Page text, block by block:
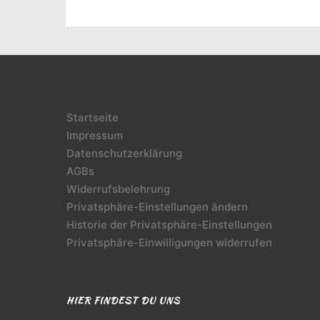
Startseite
Impressum
Datenschutzerklärung
AGBs
Widerrufsbelehrung
Privatsphäre-Einstellungen ändern
Historie der Privatsphäre-Einstellungen
Privatsphäre-Einwilligungen widerrufen
HIER FINDEST DU UNS